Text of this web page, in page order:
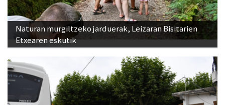
Naturan murgiltzeko jarduerak, Leizaran Bisitarien
Etxearen eskutik